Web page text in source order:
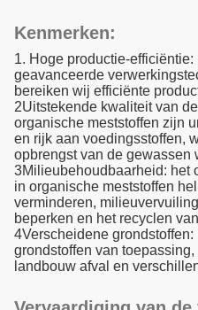
Kenmerken:
1. Hoge productie-
geavanceerde
bereiken wij efficiënte
2Uitstekende kwaliteit van
organische meststoffen zijn
en rijk aan voedingsstoffen,
opbrengst van de gewassen
3Milieubehoudbaarheid: het
in organische meststoffen
verminderen,
beperken en het recyclen
4Verscheidene
grondstoffen van
landbouw afval en